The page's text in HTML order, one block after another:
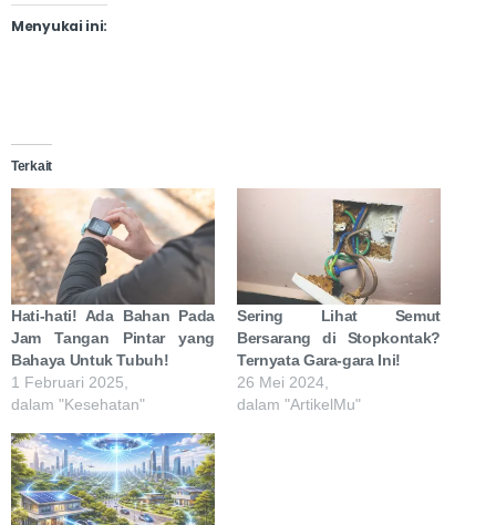
Menyukai ini:
Terkait
Hati-hati! Ada Bahan Pada
Jam Tangan Pintar yang
Bahaya Untuk Tubuh!
1 Februari 2025,
dalam "Kesehatan"
Sering Lihat Semut
Bersarang di Stopkontak?
Ternyata Gara-gara Ini!
26 Mei 2024,
dalam "ArtikelMu"